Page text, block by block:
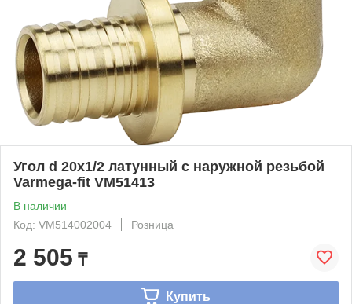
Угол d 20х1/2 латунный с наружной резьбой
Varmega-fit VM51413
В наличии
Код: VM514002004
Розница
2 505 ₸
Купить